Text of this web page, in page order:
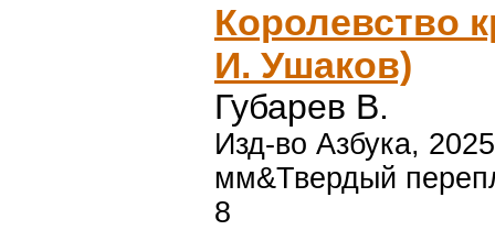
Королевство
И. Ушаков)
Губарев В.
Изд-во Азбука,
мм&Твердый
8